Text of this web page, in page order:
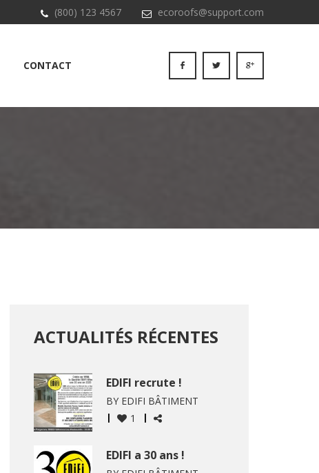
(800) 123 4567 ecoroofs@support.com
CONTACT
ACTUALITÉS RÉCENTES
EDIFI recrute !
BY EDIFI BÂTIMENT
1
EDIFI a 30 ans !